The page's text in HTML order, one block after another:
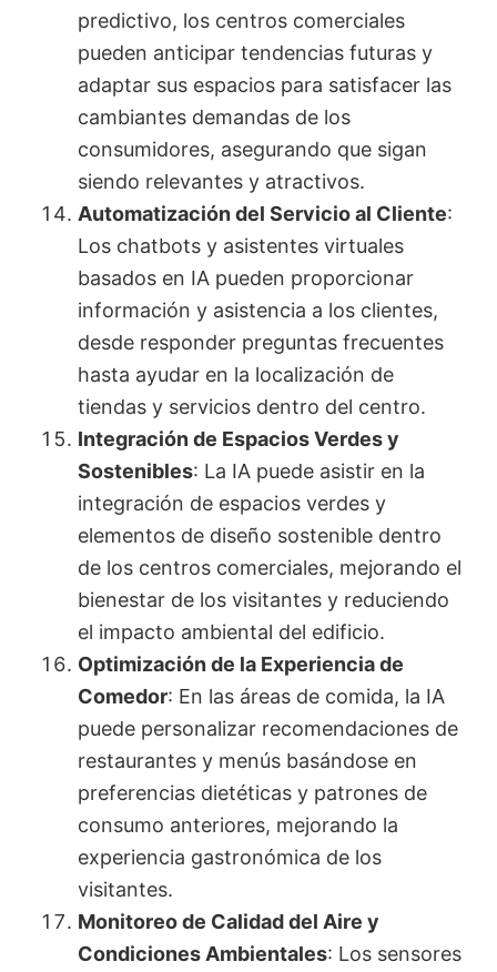
predictivo, los centros comerciales
pueden anticipar tendencias futuras y
adaptar sus espacios para satisfacer las
cambiantes demandas de los
consumidores, asegurando que sigan
siendo relevantes y atractivos.
Automatización del Servicio al Cliente:
Los chatbots y asistentes virtuales
basados en IA pueden proporcionar
información y asistencia a los clientes,
desde responder preguntas frecuentes
hasta ayudar en la localización de
tiendas y servicios dentro del centro.
Integración de Espacios Verdes y
Sostenibles: La IA puede asistir en la
integración de espacios verdes y
elementos de diseño sostenible dentro
de los centros comerciales, mejorando el
bienestar de los visitantes y reduciendo
el impacto ambiental del edificio.
Optimización de la Experiencia de
Comedor: En las áreas de comida, la IA
puede personalizar recomendaciones de
restaurantes y menús basándose en
preferencias dietéticas y patrones de
consumo anteriores, mejorando la
experiencia gastronómica de los
visitantes.
Monitoreo de Calidad del Aire y
Condiciones Ambientales: Los sensores